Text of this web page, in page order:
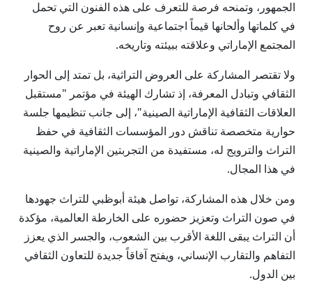
الجمهور، وتمنحه فرصة للتعرف على هذه الفنون التي تحمل
في كلماتها وألحانها قيماً اجتماعية وإنسانية تعبر عن روح
المجتمع الإماراتي وعلاقته ببيئته وتاريخه.
ولا تقتصر المشاركة على العروض التراثية، بل تمتد إلى الحوار
الثقافي وتبادل المعرفة، إذ تشارك الهيئة في مؤتمر "مستقبل
العلاقات الثقافية الإماراتية الصينية"، إلى جانب تنظيمها جلسة
حوارية متخصصة تناقش دور المؤسسات الثقافية في حفظ
التراث والترويج له، مستفيدة من التجربتين الإماراتية والصينية
في هذا المجال.
ومن خلال هذه المشاركة، تواصل هيئة أبوظبي للتراث جهودها
في صون التراث وتعزيز حضوره على الخارطة العالمية، مؤكدة
أن التراث يبقى اللغة الأقرب بين الشعوب، والجسر الذي يعزز
التفاهم والتقارب الإنساني، ويفتح آفاقاً جديدة للتعاون الثقافي
بين الدول.